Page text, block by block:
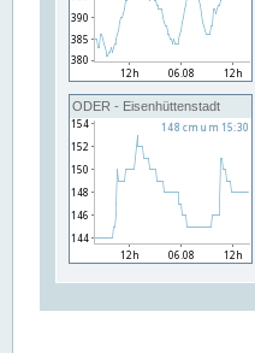
ODER - Eisenhüttenstadt